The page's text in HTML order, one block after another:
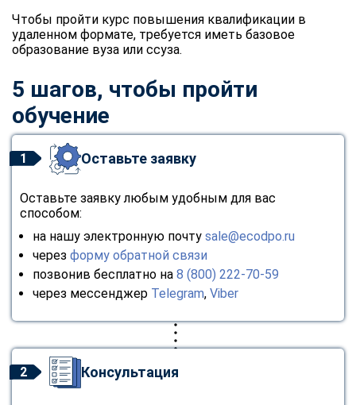
Чтобы пройти курс повышения квалификации в
удаленном формате, требуется иметь базовое
образование вуза или ссуза.
5 шагов, чтобы пройти
обучение
1 Оставьте заявку
Оставьте заявку любым удобным для вас
способом:
на нашу электронную почту sale@ecodpo.ru
через форму обратной связи
позвонив бесплатно на 8 (800) 222-70-59
через мессенджер Telegram, Viber
2 Консультация